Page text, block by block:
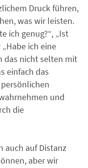
Druck führen,
was wir leisten.
ich genug?“, „Ist
ich eine
das nicht selten mit
einfach das
und
die
auch auf Distanz
aber wir